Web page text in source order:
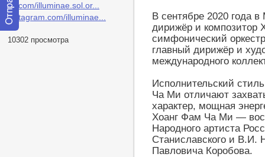
vk.com/illuminae.sol.or...
instagram.com/illuminae...
10302 просмотра
В сентябре 2020 года
дирижёр и
симфонический
главный дирижёр и
международного
Исполнительский
Ча Ми отличают
характер, мощная
Хоанг Фам Ча Ми —
Народного артиста
Станиславского и В.И.
Павловича Коробова.
Отправить
сообщение